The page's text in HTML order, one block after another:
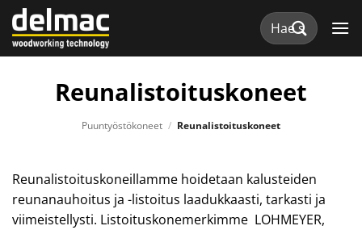
Skip
content
Etsi:
Reunalistoituskoneet
Puuntyöstökoneet / Reunalistoituskoneet
Reunalistoituskoneillamme hoidetaan kalusteiden
reunanauhoitus ja -listoitus laadukkaasti, tarkasti ja
viimeistellysti. Listoituskonemerkimme LOHMEYER,